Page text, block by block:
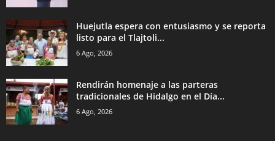
Huejutla espera con entusiasmo y se reporta
listo para el Tlajtoli...
6 Ago, 2026
Rendirán homenaje a las parteras
tradicionales de Hidalgo en el Día...
6 Ago, 2026